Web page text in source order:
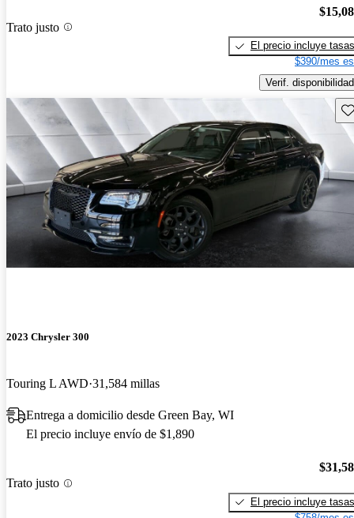
Trato justo
El precio incluye tasas
$390/mes
Verif. disponibilidad
2023 Chrysler 300
Touring L AWD 31,584 millas
Entrega a domicilio desde Green Bay, WI
El precio incluye envío de $1,890
Trato justo
El precio incluye tasas